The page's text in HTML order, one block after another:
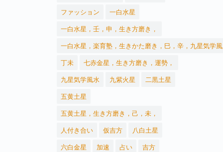
ファッション
一白水星
一白水星，壬，申，生き方磨き，
一白水星，楽育塾，生きかた磨き，巳，辛，九星気学
丁未
七赤金星，生き方磨き，運勢，
九星気学風水
九紫火星
二黒土星
五黄土星
五黄土星，生き方磨き，己，未，
人付き合い
仮吉方
八白土星
六白金星
加速 占い
吉方